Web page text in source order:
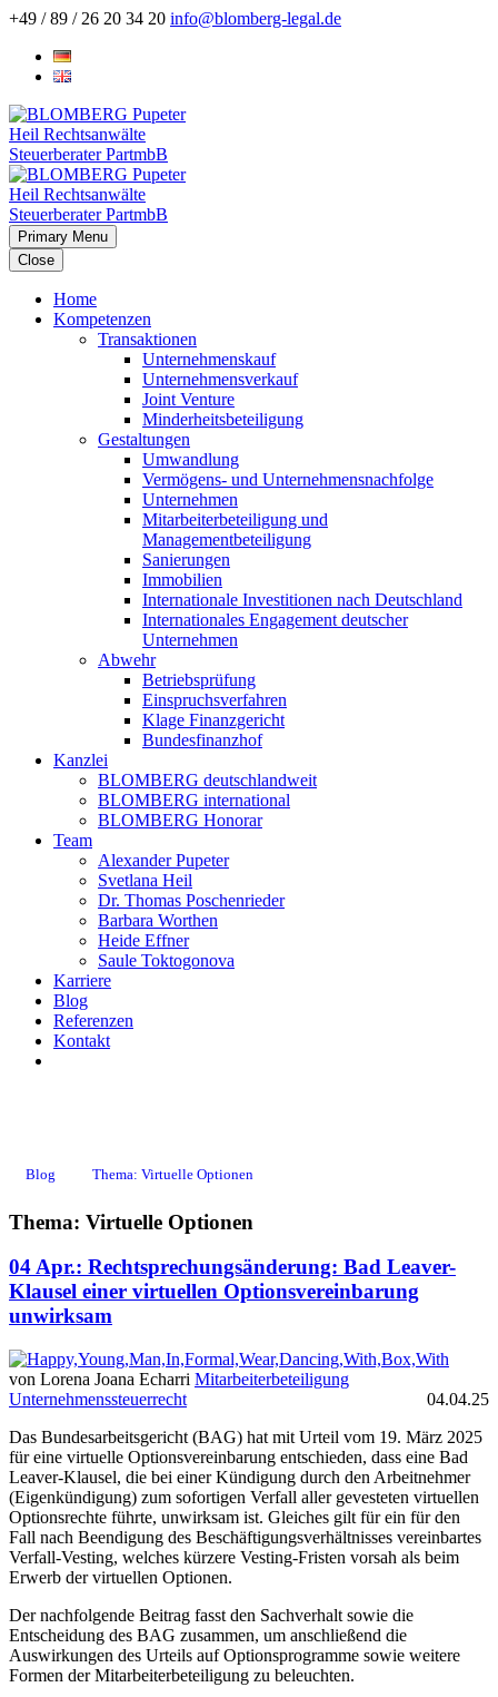
+49 / 89 / 26 20 34 20 info@blomberg-legal.de
Primary Menu
Close
Home
Kompetenzen
Transaktionen
Unternehmenskauf
Unternehmensverkauf
Joint Venture
Minderheitsbeteiligung
Gestaltungen
Umwandlung
Vermögens- und Unternehmensnachfolge
Unternehmen
Mitarbeiterbeteiligung und
Managementbeteiligung
Sanierungen
Immobilien
Internationale Investitionen nach Deutschland
Internationales Engagement deutscher
Unternehmen
Abwehr
Betriebsprüfung
Einspruchsverfahren
Klage Finanzgericht
Bundesfinanzhof
Kanzlei
BLOMBERG deutschlandweit
BLOMBERG international
BLOMBERG Honorar
Team
Alexander Pupeter
Svetlana Heil
Dr. Thomas Poschenrieder
Barbara Worthen
Heide Effner
Saule Toktogonova
Karriere
Blog
Referenzen
Kontakt
Blog Thema: Virtuelle Optionen
Thema: Virtuelle Optionen
04 Apr.: Rechtsprechungsänderung: Bad Leaver-
Klausel einer virtuellen Optionsvereinbarung
unwirksam
von Lorena Joana Echarri Mitarbeiterbeteiligung
Unternehmenssteuerrecht
04.04.25
Das Bundesarbeitsgericht (BAG) hat mit Urteil vom 19. März 2025
für eine virtuelle Optionsvereinbarung entschieden, dass eine Bad
Leaver-Klausel, die bei einer Kündigung durch den Arbeitnehmer
(Eigenkündigung) zum sofortigen Verfall aller gevesteten virtuellen
Optionsrechte führte, unwirksam ist. Gleiches gilt für ein für den
Fall nach Beendigung des Beschäftigungsverhältnisses vereinbartes
Verfall-Vesting, welches kürzere Vesting-Fristen vorsah als beim
Erwerb der virtuellen Optionen.
Der nachfolgende Beitrag fasst den Sachverhalt sowie die
Entscheidung des BAG zusammen, um anschließend die
Auswirkungen des Urteils auf Optionsprogramme sowie weitere
Formen der Mitarbeiterbeteiligung zu beleuchten.